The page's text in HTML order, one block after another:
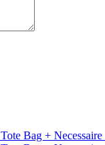
Tote Bag +